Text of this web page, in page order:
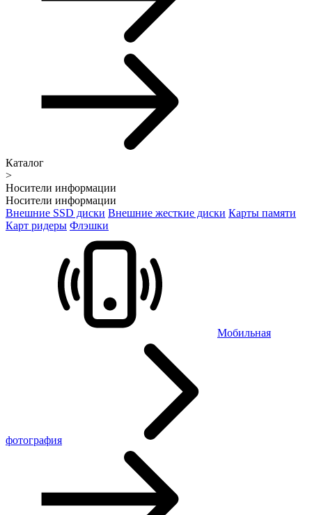
Каталог
>
Носители информации
Носители информации
Внешние SSD диски Внешние жесткие диски Карты памяти
Карт ридеры Флэшки
Мобильная
фотография